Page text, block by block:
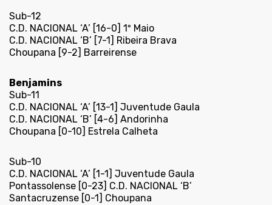
Sub-12
C.D. NACIONAL ‘A’ [16-0] 1º Maio
C.D. NACIONAL ‘B’ [7-1] Ribeira Brava
Choupana [9-2] Barreirense
Benjamins
Sub-11
C.D. NACIONAL ‘A’ [13-1] Juventude Gaula
C.D. NACIONAL ‘B’ [4-6] Andorinha
Choupana [0-10] Estrela Calheta
Sub-10
C.D. NACIONAL ‘A’ [1-1] Juventude Gaula
Pontassolense [0-23] C.D. NACIONAL ‘B’
Santacruzense [0-1] Choupana